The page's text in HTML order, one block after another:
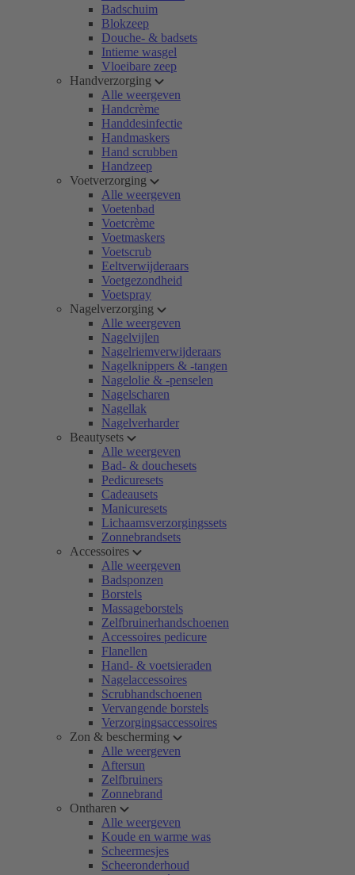
Badschuim
Blokzeep
Douche- & badsets
Intieme wasgel
Vloeibare zeep
Handverzorging
Alle weergeven
Handcrème
Handdesinfectie
Handmaskers
Hand scrubben
Handzeep
Voetverzorging
Alle weergeven
Voetenbad
Voetcrème
Voetmaskers
Voetscrub
Eeltverwijderaars
Voetgezondheid
Voetspray
Nagelverzorging
Alle weergeven
Nagelvijlen
Nagelriemverwijderaars
Nagelknippers & -tangen
Nagelolie & -penselen
Nagelscharen
Nagellak
Nagelverharder
Beautysets
Alle weergeven
Bad- & douchesets
Pedicuresets
Cadeausets
Manicuresets
Lichaamsverzorgingssets
Zonnebrandsets
Accessoires
Alle weergeven
Badsponzen
Borstels
Massageborstels
Zelfbruinerhandschoenen
Accessoires pedicure
Flanellen
Hand- & voetsieraden
Nagelaccessoires
Scrubhandschoenen
Vervangende borstels
Verzorgingsaccessoires
Zon & bescherming
Alle weergeven
Aftersun
Zelfbruiners
Zonnebrand
Ontharen
Alle weergeven
Koude en warme was
Scheermesjes
Scheeronderhoud